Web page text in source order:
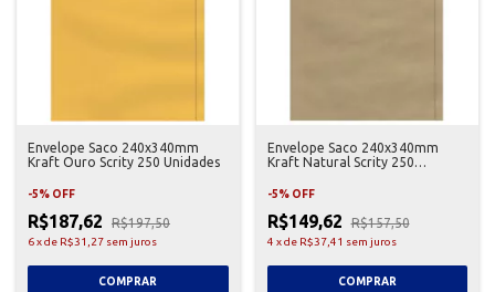
Envelope Saco 240x340mm
Kraft Ouro Scrity 250 Unidades
-5% OFF
R$187,62 R$197,50
6xde R$31,27 sem juros
Envelope Saco 240x340mm
Kraft Natural Scrity 250
-5% OFF
R$149,62 R$157,50
4 xde R$37,41 sem juros